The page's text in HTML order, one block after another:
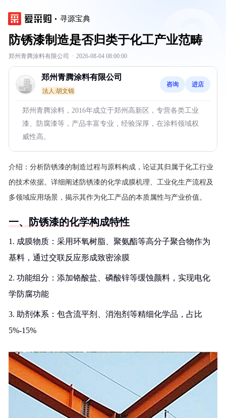
寻源宝典
防锈漆制造是否归类于化工产业范畴
郑州青腾涂料有限公司 · 2026-08-04 08:00:00
郑州青腾涂料有限公司
法人:胡文锦
咨询 进店
郑州青腾涂料，2016年成立于郑州高新区，专营各类工业
漆、防腐漆等，产品丰富专业，经验深厚，在涂料领域权
威性高。
介绍： 分析防锈漆的制造过程与原料构成，论证其归属于化工行业
的技术依据。详细阐述防锈漆的化学成膜机理、工业化生产流程及
多领域应用场景，揭示其作为化工产品的本质属性与产业价值。
一、防锈漆的化学构成特性
1. 成膜物质：采用环氧树脂、聚氨酯等高分子聚合物作为
基料，通过交联反应形成致密涂膜
2. 功能组分：添加铬酸盐、磷酸锌等缓蚀颜料，实现电化
学防腐功能
3. 助剂体系：包含流平剂、消泡剂等精细化学品，占比
5%-15%